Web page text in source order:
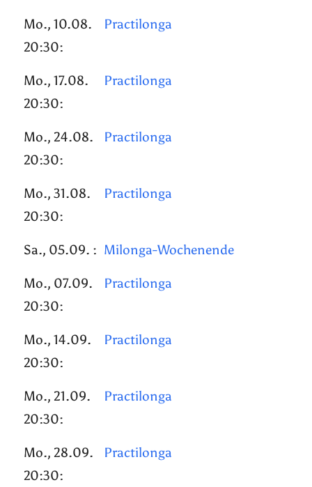
Mo., 10.08.
20:30:
Practilonga
Mo., 17.08.
20:30:
Practilonga
Mo., 24.08.
20:30:
Practilonga
Mo., 31.08.
20:30:
Practilonga
Sa., 05.09. : Milonga-Wochenende
Mo., 07.09.
20:30:
Practilonga
Mo., 14.09.
20:30:
Practilonga
Mo., 21.09.
20:30:
Practilonga
Mo., 28.09.
20:30:
Practilonga